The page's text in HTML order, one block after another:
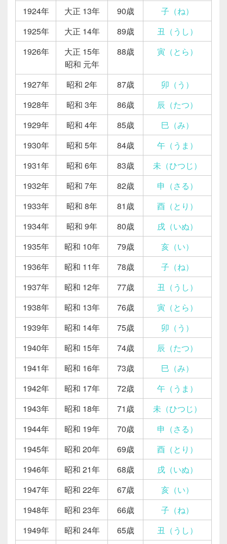
1924年
大正 13年 90歳
子（ね）
1925年
大正 14年 89歳
丑（うし）
1926年
大正 15年
昭和 元年
88歳 寅（とら）
1927年 昭和 2年 87歳
卯（う）
1928年
昭和 3年 86歳
辰（たつ）
1929年
昭和 4年 85歳
巳（み）
1930年
昭和 5年 84歳
午（うま）
1931年
昭和 6年 83歳
未（ひつじ）
1932年
昭和 7年 82歳
申（さる）
1933年
昭和 8年 81歳
酉（とり）
1934年
昭和 9年 80歳
戌（いぬ）
1935年
昭和 10年 79歳
亥（い）
1936年
昭和 11年 78歳
子（ね）
1937年
昭和 12年 77歳
丑（うし）
1938年
昭和 13年 76歳
寅（とら）
1939年
昭和 14年 75歳
卯（う）
1940年
昭和 15年 74歳
辰（たつ）
1941年
昭和 16年 73歳
巳（み）
1942年
昭和 17年 72歳
午（うま）
1943年
昭和 18年 71歳
未（ひつじ）
1944年
昭和 19年 70歳
申（さる）
1945年
昭和 20年 69歳
酉（とり）
1946年
昭和 21年 68歳
戌（いぬ）
1947年
昭和 22年 67歳
亥（い）
1948年
昭和 23年 66歳
子（ね）
1949年
昭和 24年 65歳
丑（うし）